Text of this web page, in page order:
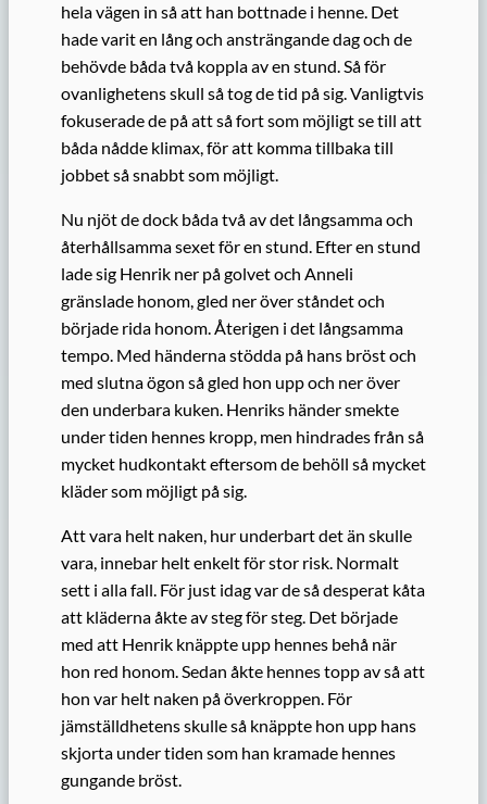
hela vägen in så att han bottnade i henne. Det
hade varit en lång och ansträngande dag och de
behövde båda två koppla av en stund. Så för
ovanlighetens skull så tog de tid på sig. Vanligtvis
fokuserade de på att så fort som möjligt se till att
båda nådde klimax, för att komma tillbaka till
jobbet så snabbt som möjligt.
Nu njöt de dock båda två av det långsamma och
återhållsamma sexet för en stund. Efter en stund
lade sig Henrik ner på golvet och Anneli
gränslade honom, gled ner över ståndet och
började rida honom. Återigen i det långsamma
tempo. Med händerna stödda på hans bröst och
med slutna ögon så gled hon upp och ner över
den underbara kuken. Henriks händer smekte
under tiden hennes kropp, men hindrades från så
mycket hudkontakt eftersom de behöll så mycket
kläder som möjligt på sig.
Att vara helt naken, hur underbart det än skulle
vara, innebar helt enkelt för stor risk. Normalt
sett i alla fall. För just idag var de så desperat kåta
att kläderna åkte av steg för steg. Det började
med att Henrik knäppte upp hennes behå när
hon red honom. Sedan åkte hennes topp av så att
hon var helt naken på överkroppen. För
jämställdhetens skulle så knäppte hon upp hans
skjorta under tiden som han kramade hennes
gungande bröst.